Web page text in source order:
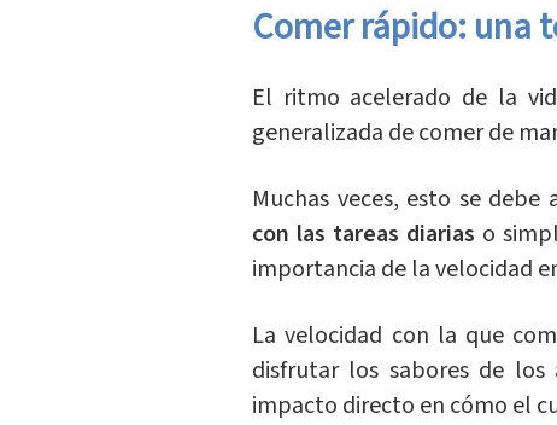
Comer rápido: una
El ritmo acelerado de la
generalizada de comer de
Muchas veces, esto se
con las tareas diarias o
importancia de la velocidad
La velocidad con la que
disfrutar los sabores de
impacto directo en cómo el